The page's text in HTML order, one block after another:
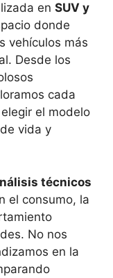
en SUV y
donde
vehículos más
Desde los
cada
el modelo
vida y
técnicos
el consumo, la
No nos
en la